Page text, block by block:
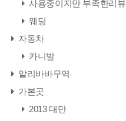
사용중이지만 부족한리뷰
웨딩
자동차
카니발
알리바바무역
가본곳
2013 대만